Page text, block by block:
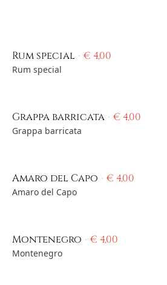
Rum special € 4,00
Rum special
Grappa barricata € 4,00
Grappa barricata
Amaro del Capo € 4,00
Amaro del Capo
Montenegro € 4,00
Montenegro